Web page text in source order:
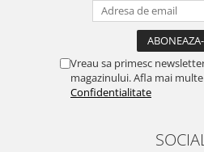
Vreau sa primesc
magazinului. Afla mai
Confidentialitate